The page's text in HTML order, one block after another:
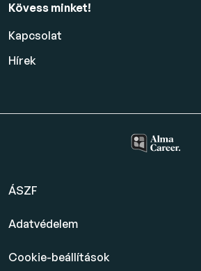
Kövess minket!
Kapcsolat
Hírek
ÁSZF
Adatvédelem
Cookie-beállítások